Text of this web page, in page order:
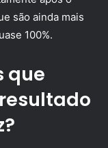
são ainda mais
100%.
que